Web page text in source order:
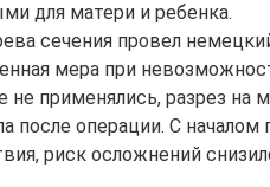
для матери и ребенка.
сечения провел
мера при
применялись, разрез на
после операции. С началом
риск осложнений